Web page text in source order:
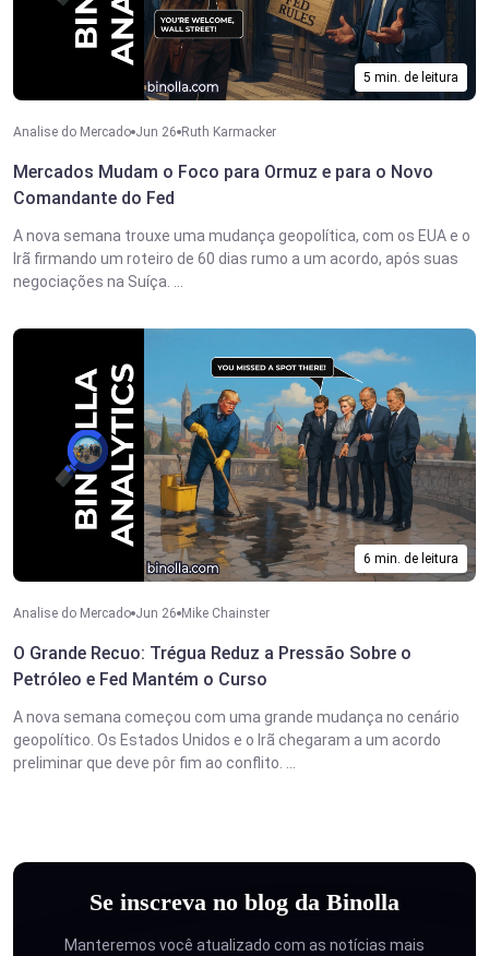
5 min. de leitura
Analise do Mercado Jun 26 Ruth Karmacker
Mercados Mudam o Foco para Ormuz e para o Novo
Comandante do Fed
A nova semana trouxe uma mudança geopolítica, com os EUA e o
Irã firmando um roteiro de 60 dias rumo a um acordo, após suas
negociações na Suíça. ...
6 min. de leitura
Analise do Mercado Jun 26 Mike Chainster
O Grande Recuo: Trégua Reduz a Pressão Sobre o
Petróleo e Fed Mantém o Curso
A nova semana começou com uma grande mudança no cenário
geopolítico. Os Estados Unidos e o Irã chegaram a um acordo
preliminar que deve pôr fim ao conflito. ...
Se inscreva no blog da Binolla
Manteremos você atualizado com as notícias mais